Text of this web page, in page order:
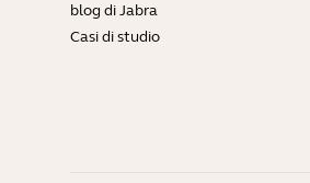
blog di Jabra
Casi di studio